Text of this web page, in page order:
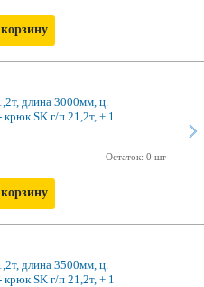
длина 3000мм, ц.
SK г/п 21,2т, + 1
Остаток: 0 шт
длина 3500мм, ц.
SK г/п 21,2т, + 1